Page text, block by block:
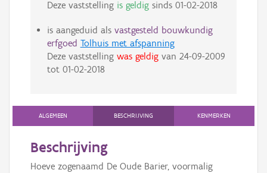
Deze vaststelling is geldigsinds 01-02-2018
is aangeduid als vastgesteld bouwkundig
erfgoed Tolhuis met afspanning
Deze vaststelling was geldigvan 24-09-2009
tot 01-02-2018
ALGEMEEN BESCHRIJVING KENMERKEN
Beschrijving
Hoeve zogenaamd De Oude Barier, voormalig